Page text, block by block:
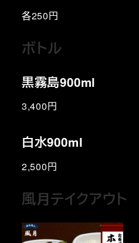
各250円
ボトル
黒霧島900ml
3,400円
白水900ml
2,500円
風月テイクアウト